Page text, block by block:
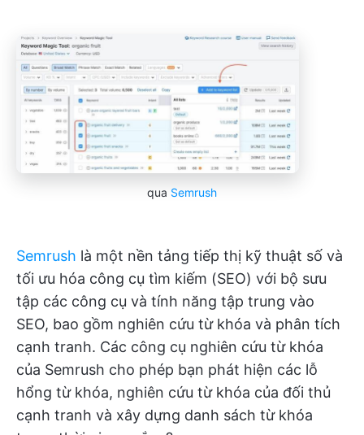
qua Semrush
Semrush là một nền tảng tiếp thị kỹ thuật số và
tối ưu hóa công cụ tìm kiếm (SEO) với bộ sưu
tập các công cụ và tính năng tập trung vào
SEO, bao gồm nghiên cứu từ khóa và phân tích
cạnh tranh. Các công cụ nghiên cứu từ khóa
của Semrush cho phép bạn phát hiện các lỗ
hổng từ khóa, nghiên cứu từ khóa của đối thủ
cạnh tranh và xây dựng danh sách từ khóa